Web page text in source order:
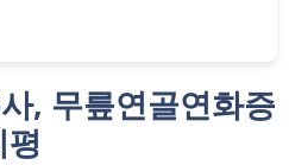
, 무릎연골연화증